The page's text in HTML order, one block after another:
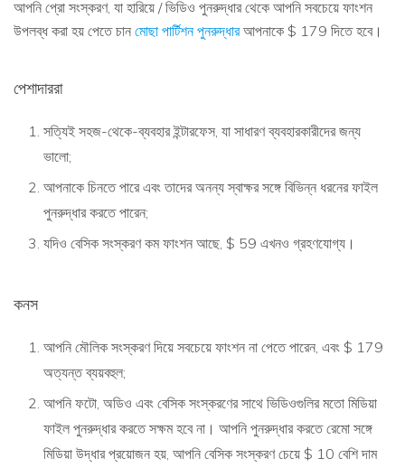
আপনি প্রো সংস্করণ, যা হারিয়ে / ভিডিও পুনরুদ্ধার থেকে আপনি সবচেয়ে ফাংশন
উপলব্ধ করা হয় পেতে চান মোছা পার্টিশন পুনরুদ্ধারআপনাকে $ 179 দিতে হবে।
পেশাদাররা
সত্যিই সহজ-থেকে-ব্যবহার ইন্টারফেস, যা সাধারণ ব্যবহারকারীদের জন্য
ভালো;
আপনাকে চিনতে পারে এবং তাদের অনন্য স্বাক্ষর সঙ্গে বিভিন্ন ধরনের ফাইল
পুনরুদ্ধার করতে পারেন;
যদিও বেসিক সংস্করণ কম ফাংশন আছে, $ 59 এখনও গ্রহণযোগ্য।
কনস
আপনি মৌলিক সংস্করণ দিয়ে সবচেয়ে ফাংশন না পেতে পারেন, এবং $ 179
অত্যন্ত ব্যয়বহুল;
আপনি ফটো, অডিও এবং বেসিক সংস্করণের সাথে ভিডিওগুলির মতো মিডিয়া
ফাইল পুনরুদ্ধার করতে সক্ষম হবে না। আপনি পুনরুদ্ধার করতে রেমো সঙ্গে
মিডিয়া উদ্ধার প্রয়োজন হয়, আপনি বেসিক সংস্করণ চেয়ে $ 10 বেশি দাম